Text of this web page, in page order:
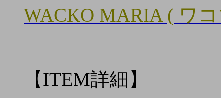
WACKO MARIA ( ワ
【ITEM詳細】